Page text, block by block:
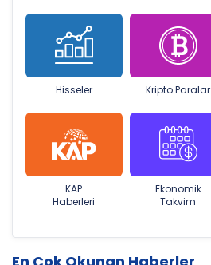
Hisseler Kripto Paralar
KAP
Haberleri
Ekonomik
Takvim